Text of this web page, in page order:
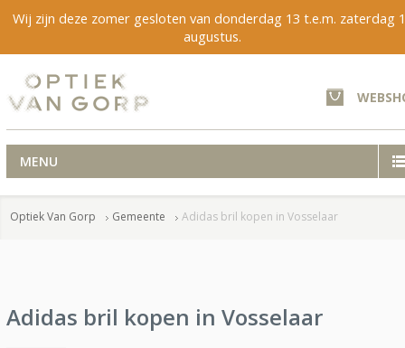
Wij zijn deze zomer gesloten van donderdag 13 t.e.m. zaterdag
augustus.
MENU
Optiek Van Gorp Gemeente Adidas bril kopen in Vosselaar
Adidas bril kopen in Vosselaar